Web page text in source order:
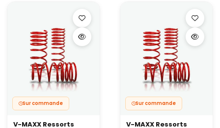
Oui, recommandé à 100 %.
Le rabaissement modifie les angles de train. Une géométrie
permet d’éviter une usure prématurée des pneus et de profiter
pleinement du gain de tenue de route.
Sur commande
V-MAXX Ressorts
Sur commande
V-MAXX Ressorts